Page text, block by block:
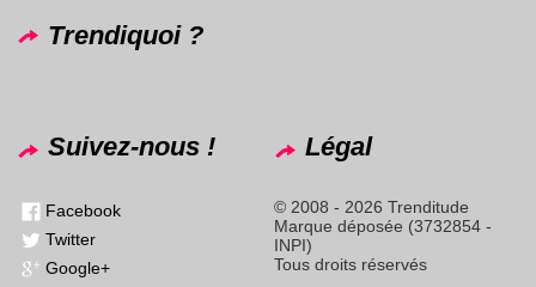
Trendiquoi ?
Suivez-nous !
Facebook
Twitter
Google+
Légal
© 2008 - 2026 Trenditude
Marque déposée (3732854 -
INPI)
Tous droits réservés